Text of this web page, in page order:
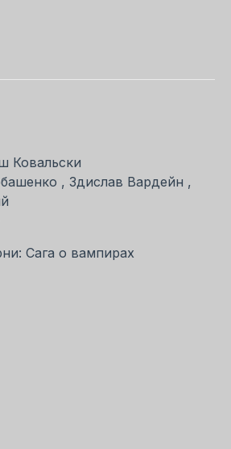
Ковальски
, Здислав Вардейн ,
Сага о вампирах